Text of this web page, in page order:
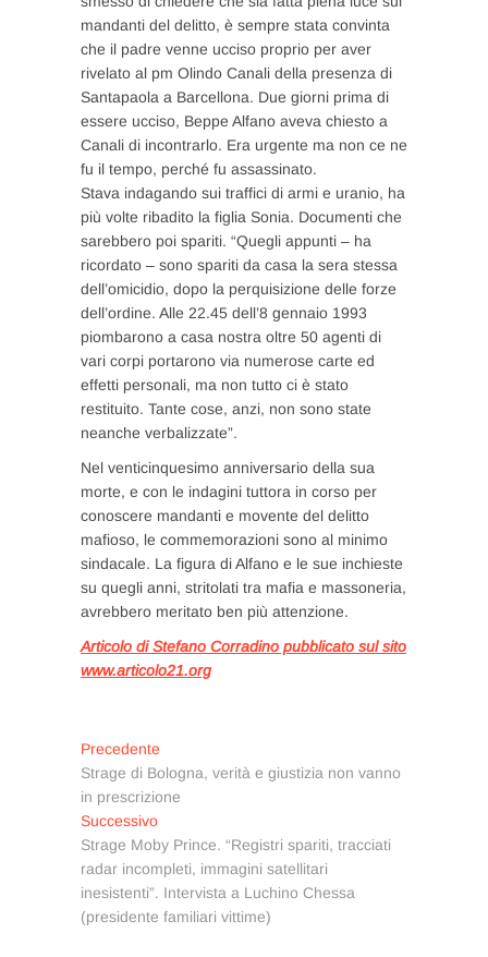
mandanti del delitto, è sempre stata convinta
che il padre venne ucciso proprio per aver
rivelato al pm Olindo Canali della presenza di
Santapaola a Barcellona. Due giorni prima di
essere ucciso, Beppe Alfano aveva chiesto a
Canali di incontrarlo. Era urgente ma non ce ne
fu il tempo, perché fu assassinato.
Stava indagando sui traffici di armi e uranio, ha
più volte ribadito la figlia Sonia. Documenti che
sarebbero poi spariti. “Quegli appunti – ha
ricordato – sono spariti da casa la sera stessa
dell’omicidio, dopo la perquisizione delle forze
dell’ordine. Alle 22.45 dell’8 gennaio 1993
piombarono a casa nostra oltre 50 agenti di
vari corpi portarono via numerose carte ed
effetti personali, ma non tutto ci è stato
restituito. Tante cose, anzi, non sono state
neanche verbalizzate”.
Nel venticinquesimo anniversario della sua
morte, e con le indagini tuttora in corso per
conoscere mandanti e movente del delitto
mafioso, le commemorazioni sono al minimo
sindacale. La figura di Alfano e le sue inchieste
su quegli anni, stritolati tra mafia e massoneria,
avrebbero meritato ben più attenzione.
Articolo di Stefano Corradino pubblicato sul sito
www.articolo21.org
Navigazione
articoli
Precedente
precedente:
Strage di Bologna, verità e giustizia non vanno
in prescrizione
SuccessivoArticolo
successivo:
Strage Moby Prince. “Registri spariti, tracciati
radar incompleti, immagini satellitari
inesistenti”. Intervista a Luchino Chessa
(presidente familiari vittime)